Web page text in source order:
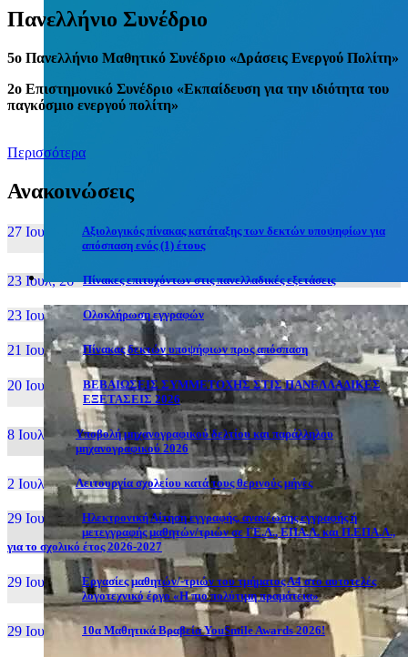
Πανελλήνιο Συνέδριο
5o Πανελλήνιο Μαθητικό Συνέδριο «Δράσεις Ενεργού Πολίτη»
2ο Επιστημονικό Συνέδριο «Εκπαίδευση για την ιδιότητα του
παγκόσμιο ενεργού πολίτη»
Περισσότερα
Ανακοινώσεις
27 Ιουν, 26
Αξιολογικός πίνακας κατάταξης των δεκτών υποψηφίων για
απόσπαση ενός (1) έτους
23 Ιουλ, 26 Πίνακες επιτυχόντων στις πανελλαδικές εξετάσεις
23 Ιουλ, 26 Ολοκλήρωση εγγραφών
21 Ιουλ, 26 Πίνακας δεκτών υποψήφιων προς απόσπαση
20 Ιουλ, 26
ΒΕΒΑΙΩΣΕΙΣ ΣΥΜΜΕΤΟΧΗΣ ΣΤΙΣ ΠΑΝΕΛΛΑΔΙΚΕΣ
ΕΞΕΤΑΣΕΙΣ 2026
8 Ιουλ, 26
Υποβολή μηχανογραφικού δελτίου και παράλληλου
μηχανογραφικού 2026
2 Ιουλ, 26 Λειτουργία σχολείου κατά τους θερινούς μήνες
29 Ιουν, 26
Ηλεκτρονική Αίτηση εγγραφής, ανανέωσης εγγραφής ή
μετεγγραφής μαθητών/τριών σε ΓΕ.Λ., ΕΠΑ.Λ. και Π.ΕΠΑ.Λ.,
για το σχολικό έτος 2026-2027
29 Ιουν, 26
Εργασίες μαθητών/-τριών του τμήματος Α4 στο αυτοτελές
λογοτεχνικό έργο «Η πιο πολύτιμη πραμάτεια»
29 Ιουν, 26 10α Μαθητικά Βραβεία YouSmile Awards 2026!